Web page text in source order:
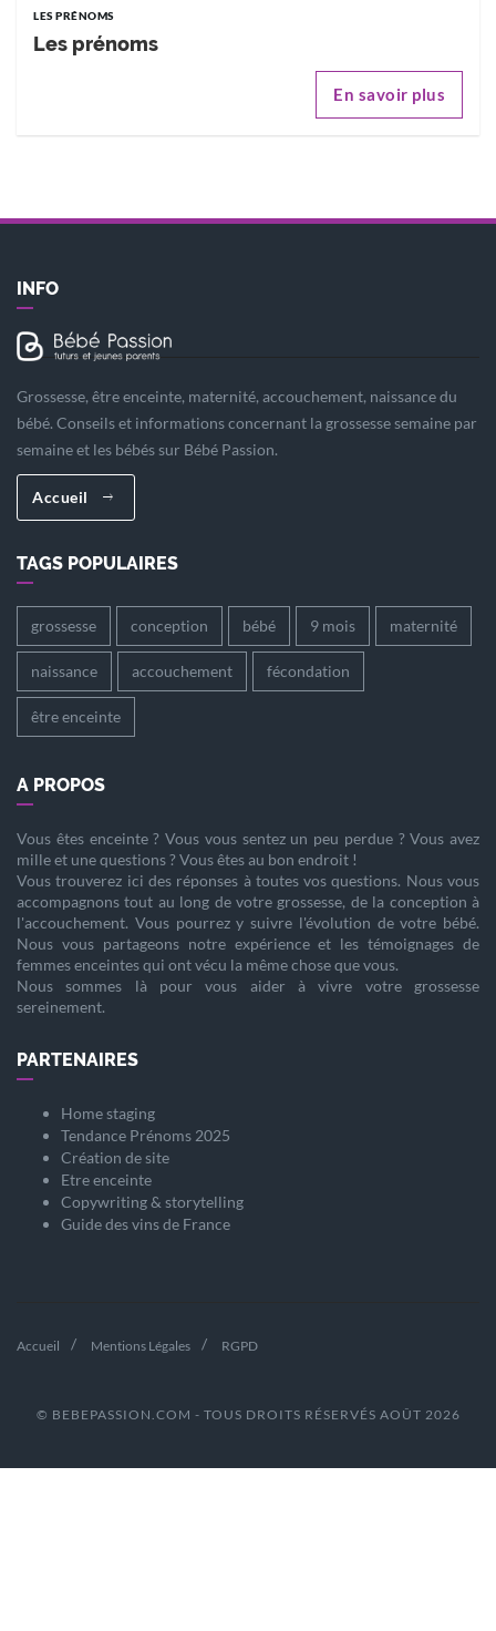
LES PRÉNOMS
Les prénoms
En savoir plus
INFO
Grossesse, être enceinte, maternité, accouchement, naissance du
bébé. Conseils et informations concernant la grossesse semaine par
semaine et les bébés sur Bébé Passion.
Accueil
TAGS POPULAIRES
grossesse conception bébé 9 mois maternité
naissance accouchement fécondation
être enceinte
A PROPOS
Vous êtes enceinte? Vous vous sentez un peu perdue ? Vous avez
mille et une questions ? Vous êtes au bon endroit !
Vous trouverez ici des réponses à toutes vos questions. Nous vous
accompagnons tout au long de votre grossesse, de la conception à
l'accouchement. Vous pourrez y suivre l'évolution de votre bébé.
Nous vous partageons notre expérience et les témoignages de
femmes enceintes qui ont vécu la même chose que vous.
Nous sommes là pour vous aider à vivre votre grossesse
sereinement.
PARTENAIRES
Home staging
Tendance Prénoms 2025
Création de site
Etre enceinte
Copywriting & storytelling
Guide des vins de France
Accueil Mentions Légales RGPD
© BEBEPASSION.COM - TOUS DROITS RÉSERVÉS AOÛT 2026